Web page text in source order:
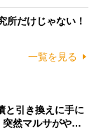
所だけじゃない！
一覧を見る
と引き換えに手に
突然マルサがや…